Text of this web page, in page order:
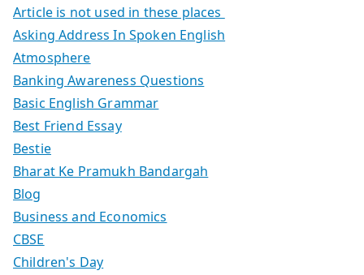
Article is not used in these places
Asking Address In Spoken English
Atmosphere
Banking Awareness Questions
Basic English Grammar
Best Friend Essay
Bestie
Bharat Ke Pramukh Bandargah
Blog
Business and Economics
CBSE
Children's Day